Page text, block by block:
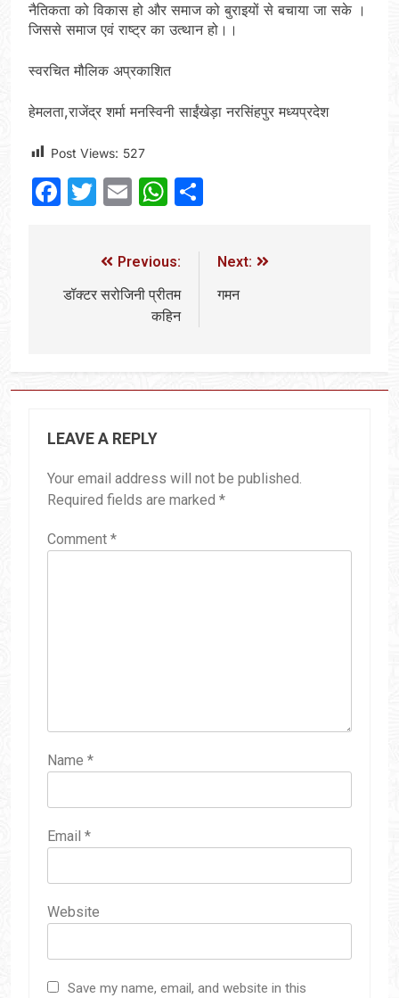
नैतिकता को विकास हो और समाज को बुराइयों से बचाया जा सके ।
जिससे समाज एवं राष्ट्र का उत्थान हो।।
स्वरचित मौलिक अप्रकाशित
हेमलता,राजेंद्र शर्मा मनस्विनी साईंखेड़ा नरसिंहपुर मध्यप्रदेश
Post Views: 527
Facebook
Twitter
EmailWhatsApp
Previous:
डॉक्टर सरोजिनी प्रीतम
कहिन
Next:
गमन
LEAVE A REPLY
Your email address will not be published.
Required fields are marked *
Comment *
Name *
Email *
Website
Save my name, email, and website in this